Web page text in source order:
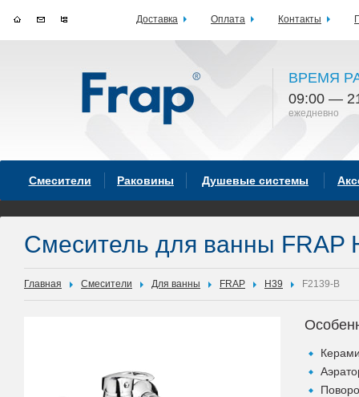
ВРЕМЯ
09:00 —
ежедневно
Смесители Раковины Душевые системы
Смеситель для ванны FRAP
Главная Смесители Для ванны FRAP H39 F2139-B
Доставка Оплата Контакты